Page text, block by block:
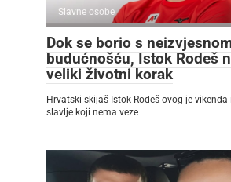
Slavne osobe
Dok se borio s
budućnošću, Istok Rodeš
veliki životni korak
Hrvatski skijaš Istok Rodeš ovog je
slavlje koji nema veze